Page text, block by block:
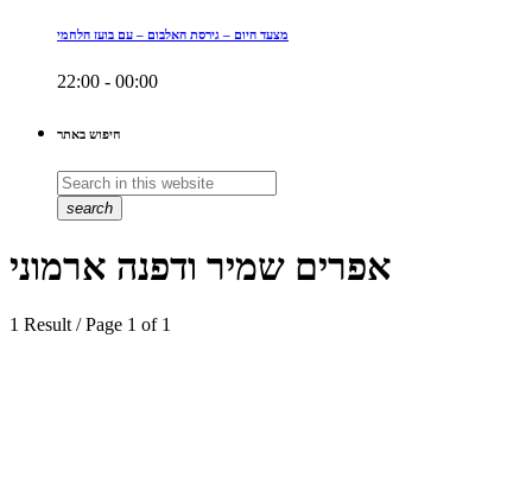
מצעד היום – גירסת האלבום – עם בועז הלחמי
22:00 - 00:00
חיפוש באתר
search
אפרים שמיר ודפנה ארמוני
1 Result / Page 1 of 1